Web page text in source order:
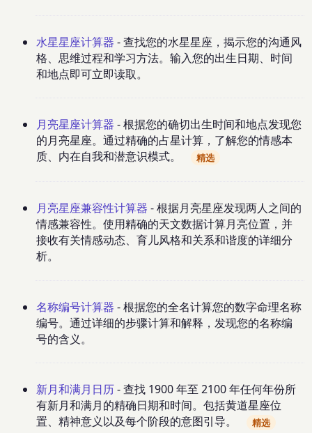
水星星座计算器 - 查找您的水星星座，揭示您的沟通风
格、思维过程和学习方法。输入您的出生日期、时间
和地点即可立即读取。
月亮星座计算器 - 根据您的确切出生时间和地点发现您
的月亮星座。通过精确的占星计算，了解您的情感本
质、内在自我和潜意识模式。
精选
月亮星座兼容性计算器 - 根据月亮星座发现两人之间的
情感兼容性。使用精确的天文数据计算月亮位置，并
接收有关情感动态、育儿风格和关系和谐度的详细分
析。
名称编号计算器 - 根据您的全名计算您的数字命理名称
编号。通过详细的步骤计算和解释，发现您的名称编
号的含义。
新月和满月日历- 查找 1900 年至 2100 年任何年份所
有新月和满月的精确日期和时间。包括黄道星座位
置、精神意义以及每个阶段的意图引导。
精选